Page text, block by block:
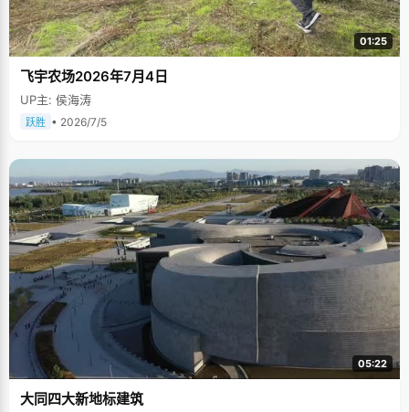
01:25
飞宇农场2026年7月4日
UP主: 侯海涛
跃胜 • 2026/7/5
05:22
大同四大新地标建筑